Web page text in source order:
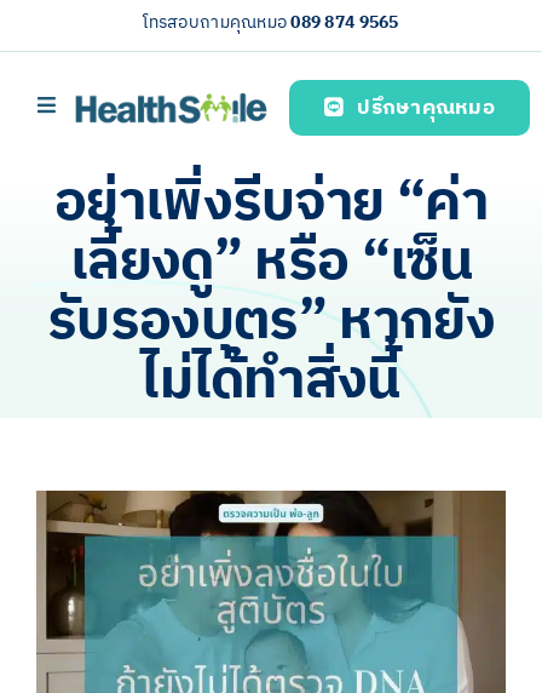
to
โทรสอบถามคุณหมอ089 874 9565
Toggle
บริการของเรา (Our services)
ความรู้สุขภาพ
เกี่ยวกับเรา
ปรึกษาคุณหมอ
อย่าเพิ่งรีบจ่าย “ค่า
เลี้ยงดู” หรือ “เซ็น
รับรองบุตร” หากยัง
ไม่ได้ทำสิ่งนี้